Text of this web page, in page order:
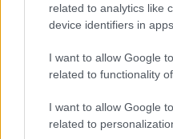
related to analytics like
device identifiers in apps.
I want to allow Google
related to functionality
I want to allow Google
related to
KAPCSOLÓDÓ HÍREK
iPhone 17 Pro – Ezekkel
ősszel
Jön a sötétkék és réz
Az iPhone 17 Pro új